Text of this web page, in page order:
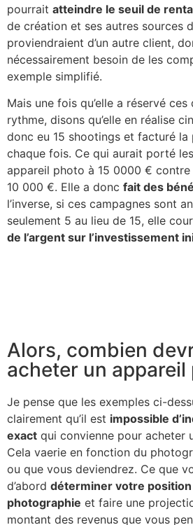
pourrait atteindre le seuil de
de création et ses autres sources
proviendraient d’un autre client,
nécessairement besoin de les
exemple simplifié.
Mais une fois qu’elle a réservé
rythme, disons qu’elle en réalise
donc eu 15 shootings et facturé
chaque fois. Ce qui aurait porté
appareil photo à 15 0000 € contre
10 000 €. Elle a donc fait des
l’inverse, si ces campagnes sont
seulement 5 au lieu de 15, elle
de l’argent sur l’investissement
Alors, combien
acheter un appareil
Je pense que les exemples ci-
clairement qu’il est impossible
exact qui convienne pour acheter
Cela vaerie en fonction du
ou que vous deviendrez. Ce que
d’abord déterminer votre position
photographie et faire une
montant des revenus que vous